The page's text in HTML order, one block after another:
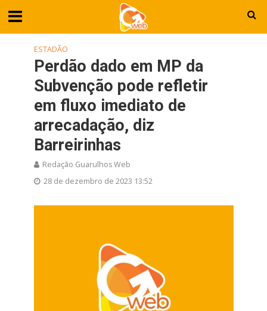
ESTADÃO
Perdão dado em MP da
Subvenção pode refletir
em fluxo imediato de
arrecadação, diz
Barreirinhas
Redação Guarulhos Web
28 de dezembro de 2023 13:52